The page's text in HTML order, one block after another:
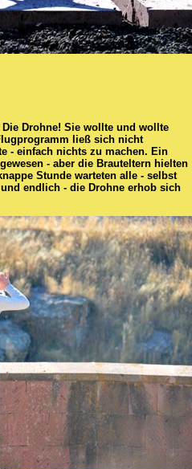
Drohne! Sie wollte und wollte
ließ sich nicht
- einfach nichts zu machen. Ein
- aber die Brauteltern hielten
Stunde warteten alle - selbst
endlich - die Drohne erhob sich